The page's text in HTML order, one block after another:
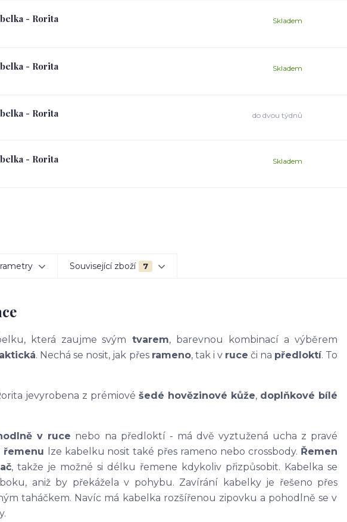
- Rorita Skladem
- Rorita Skladem
- Rorita do dvou týdnů
- Rorita Skladem
Související zboží 7
která zaujme svým tvarem, barevnou kombinací a výběrem
. Nechá se nosit, jak přes rameno, tak i v ruce či na předloktí. To
jevyrobena z prémiové šedé hovězinové kůže, doplňkové bílé
v ruce nebo na předloktí - má dvě vyztužená ucha z pravé
řemenu lze kabelku nosit také přes rameno nebo crossbody. Řemen
, takže je možné si délku řemene kdykoliv přizpůsobit. Kabelka se
aniž by překážela v pohybu. Zavírání kabelky je řešeno přes
taháčkem. Navíc má kabelka rozšířenou zipovku a pohodlně se v